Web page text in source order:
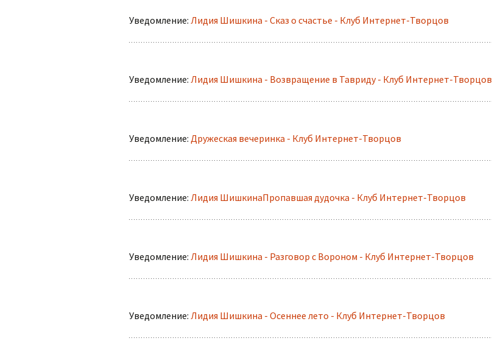
Уведомление: Лидия Шишкина - Сказ о счастье - Клуб Интернет-Творцов
Уведомление: Лидия Шишкина - Возвращение в Тавриду - Клуб Интернет-Творцов
Уведомление: Дружеская вечеринка - Клуб Интернет-Творцов
Уведомление: Лидия ШишкинаПропавшая дудочка - Клуб Интернет-Творцов
Уведомление: Лидия Шишкина - Разговор с Вороном - Клуб Интернет-Творцов
Уведомление: Лидия Шишкина - Осеннее лето - Клуб Интернет-Творцов